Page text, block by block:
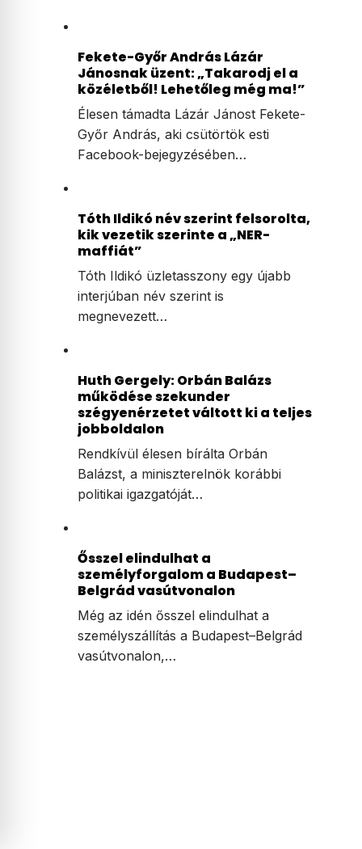
Fekete-Győr András Lázár
Jánosnak üzent: „Takarodj el a
közéletből! Lehetőleg még ma!”
Élesen támadta Lázár Jánost Fekete-
Győr András, aki csütörtök esti
Facebook-bejegyzésében…
Tóth Ildikó név szerint felsorolta,
kik vezetik szerinte a „NER-
maffiát”
Tóth Ildikó üzletasszony egy újabb
interjúban név szerint is
megnevezett…
Huth Gergely: Orbán Balázs
működése szekunder
szégyenérzetet váltott ki a teljes
jobboldalon
Rendkívül élesen bírálta Orbán
Balázst, a miniszterelnök korábbi
politikai igazgatóját…
Ősszel elindulhat a
személyforgalom a Budapest–
Belgrád vasútvonalon
Még az idén ősszel elindulhat a
személyszállítás a Budapest–Belgrád
vasútvonalon,…